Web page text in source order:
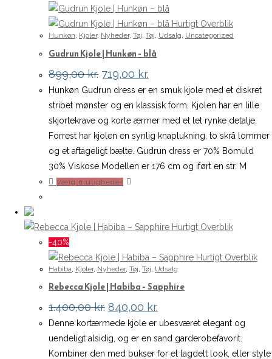
kan
vælges
på
varesiden
Hurtigt Overblik
Hunkøn, Kjoler, Nyheder, Tøj, Tøj, Udsalg, Uncategorized
Gudrun Kjole | Hunkøn – blå
899,00kr. Den
oprindelige
pris
var:
899,00 kr..
719,00 kr.
aktuelle
pris
er:
719,00 kr..
Hunkøn Gudrun dress er en smuk kjole med et diskret
stribet mønster og en klassisk form. Kjolen har en lille
skjortekrave og korte ærmer med et let rynke detalje.
Forrest har kjolen en synlig knaplukning, to skrå lommer
og et aftageligt bælte. Gudrun dress er 70% Bomuld
30% Viskose Modellen er 176 cm og iført en str. M
Vælg muligheder
flere
Mulighederne
kan
vælges
på
varesiden
Hurtigt Overblik
-40%
Hurtigt Overblik
Habiba Kjoler, Nyheder, Tøj Tøj Udsalg
Rebecca Kjole | Habiba – Sapphire
1.400,00kr. Den
oprindelige
pris
var:
1.400,00 kr..
840,00 kr.
aktuelle
pris
er:
840,00 kr..
Denne kortærmede kjole er ubesværet elegant og
uendeligt alsidig, og er en sand garderobefavorit.
Kombiner den med bukser for et lagdelt look, eller style